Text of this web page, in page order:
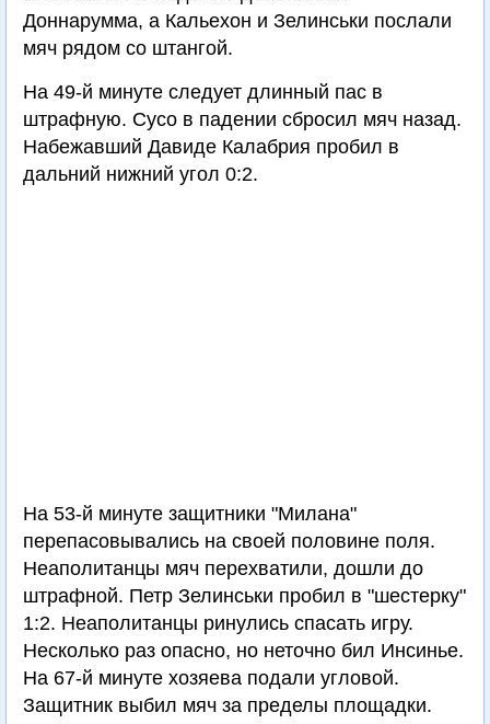
Доннарумма, а Кальехон и Зелинськи послали
мяч рядом со штангой.
На 49-й минуте следует длинный пас в
штрафную. Сусо в падении сбросил мяч назад.
Набежавший Давиде Калабрия пробил в
дальний нижний угол 0:2.
На 53-й минуте защитники "Милана"
перепасовывались на своей половине поля.
Неаполитанцы мяч перехватили, дошли до
штрафной. Петр Зелинськи пробил в "шестерку"
1:2. Неаполитанцы ринулись спасать игру.
Несколько раз опасно, но неточно бил Инсинье.
На 67-й минуте хозяева подали угловой.
Защитник выбил мяч за пределы площадки.